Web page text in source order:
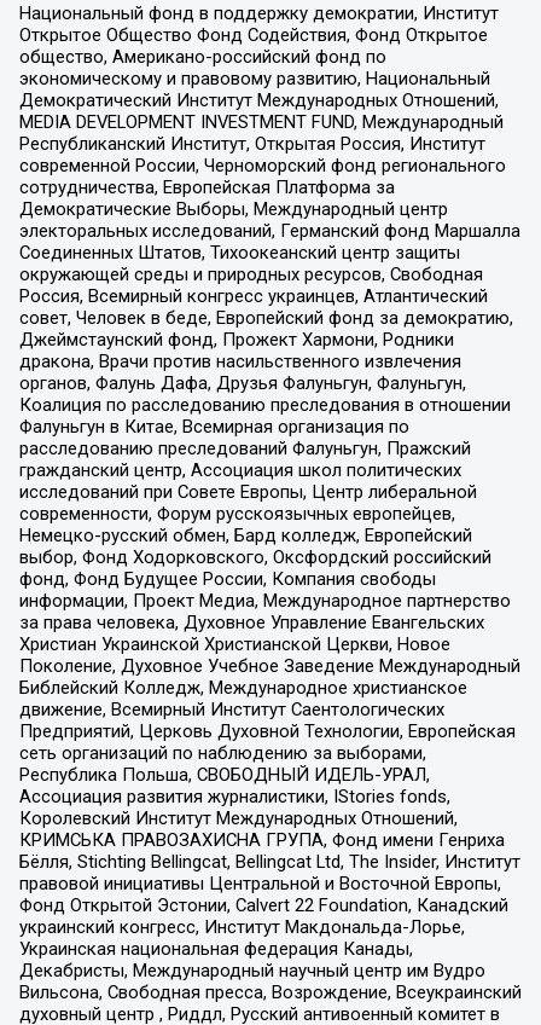
Национальный фонд в поддержку демократии, Институт
Открытое Общество Фонд Содействия, Фонд Открытое
общество, Американо-российский фонд по
экономическому и правовому развитию, Национальный
Демократический Институт Международных Отношений,
MEDIA DEVELOPMENT INVESTMENT FUND, Международный
Республиканский Институт, Открытая Россия, Институт
современной России, Черноморский фонд регионального
сотрудничества, Европейская Платформа за
Демократические Выборы, Международный центр
электоральных исследований, Германский фонд Маршалла
Соединенных Штатов, Тихоокеанский центр защиты
окружающей среды и природных ресурсов, Свободная
Россия, Всемирный конгресс украинцев, Атлантический
совет, Человек в беде, Европейский фонд за демократию,
Джеймстаунский фонд, Прожект Хармони, Родники
дракона, Врачи против насильственного извлечения
органов, Фалунь Дафа, Друзья Фалуньгун, Фалуньгун,
Коалиция по расследованию преследования в отношении
Фалуньгун в Китае, Всемирная организация по
расследованию преследований Фалуньгун, Пражский
гражданский центр, Ассоциация школ политических
исследований при Совете Европы, Центр либеральной
современности, Форум русскоязычных европейцев,
Немецко-русский обмен, Бард колледж, Европейский
выбор, Фонд Ходорковского, Оксфордский российский
фонд, Фонд Будущее России, Компания свободы
информации, Проект Медиа, Международное партнерство
за права человека, Духовное Управление Евангельских
Христиан Украинской Христианской Церкви, Новое
Поколение, Духовное Учебное Заведение Международный
Библейский Колледж, Международное христианское
движение, Всемирный Институт Саентологических
Предприятий, Церковь Духовной Технологии, Европейская
сеть организаций по наблюдению за выборами,
Республика Польша, СВОБОДНЫЙ ИДЕЛЬ-УРАЛ,
Ассоциация развития журналистики, IStories fonds,
Королевский Институт Международных Отношений,
КРИМСЬКА ПРАВОЗАХИСНА ГРУПА, Фонд имени Генриха
Бёлля, Stichting Bellingcat, Bellingcat Ltd, The Insider, Институт
правовой инициативы Центральной и Восточной Европы,
Фонд Открытой Эстонии, Calvert 22 Foundation, Канадский
украинский конгресс, Институт Макдональда-Лорье,
Украинская национальная федерация Канады,
Декабристы, Международный научный центр им Вудро
Вильсона, Свободная пресса, Возрождение, Всеукраинский
духовный центр , Риддл, Русский антивоенный комитет в